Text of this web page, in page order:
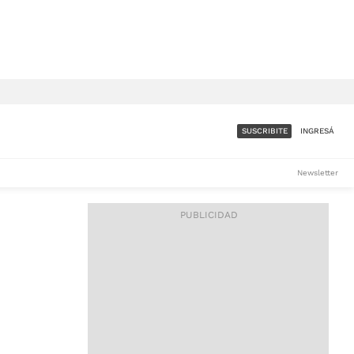
ACCESO FULL - $1.800/MES
SUSCRIBITE INGRESÁ
Newsletter